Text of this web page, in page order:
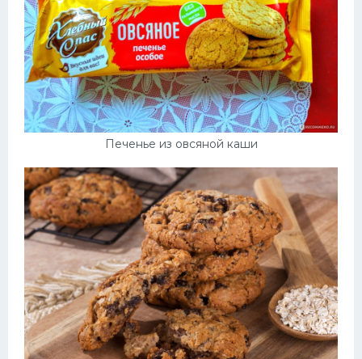
Печенье из овсяной каши